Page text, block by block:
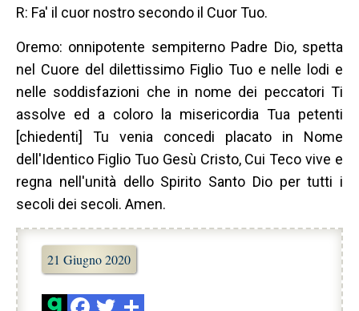
R: Fa' il cuor nostro secondo il Cuor Tuo.
Oremo: onnipotente sempiterno Padre Dio, spetta
nel Cuore del dilettissimo Figlio Tuo e nelle lodi e
nelle soddisfazioni che in nome dei peccatori Ti
assolve ed a coloro la misericordia Tua petenti
[chiedenti] Tu venia concedi placato in Nome
dell'Identico Figlio Tuo Gesù Cristo, Cui Teco vive e
regna nell'unità dello Spirito Santo Dio per tutti i
secoli dei secoli. Amen.
21 Giugno 2020